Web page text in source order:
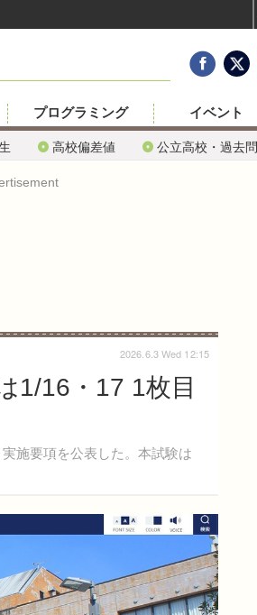
高校偏差値 公立高校・過去問
プログラミング イベント
1/16・17 1枚目
施要項を公表した。本試験は
2026.6.3 Wed 12:15